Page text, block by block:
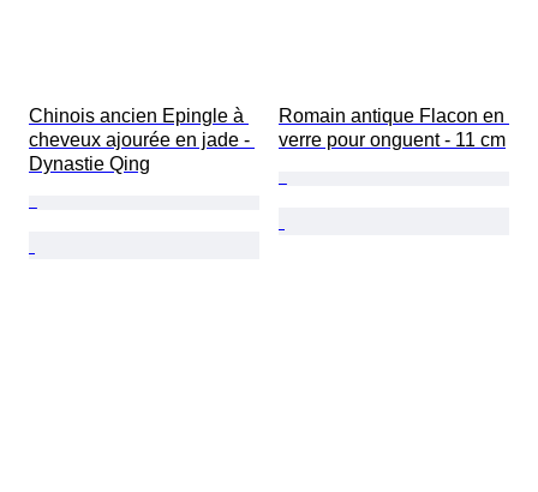
Chinois ancien Epingle à
cheveux ajourée en jade -
Dynastie Qing
Romain antique Flacon en
verre pour onguent - 11 cm